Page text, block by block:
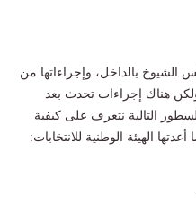
الشيوخ بالداخل، وإجراءاتها من
ولكن هناك إجراءات تحدث بعد
التالية نتعرف على كيفية
الهيئة الوطنية للانتخابات: